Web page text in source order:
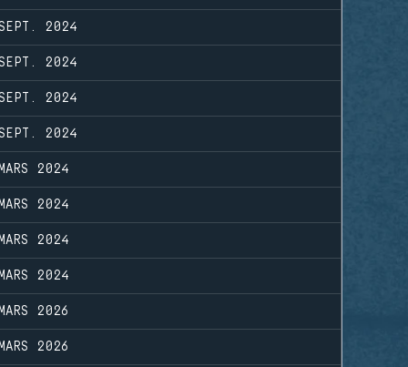
2024
2024
2024
2024
2024
2024
2024
2024
2026
2026